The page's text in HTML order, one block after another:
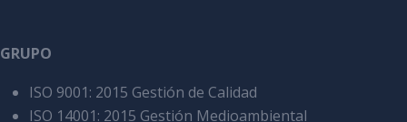
GRUPO
ISO 9001: 2015 Gestión de Calidad
ISO 14001: 2015 Gestión Medioambiental